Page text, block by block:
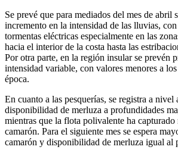
Se prevé que para mediados del mes de abril
incremento en la intensidad de las lluvias,
tormentas eléctricas especialmente en las
hacia el interior de la costa hasta las
Por otra parte, en la región insular se prevén
intensidad variable, con valores menores a los
época.
En cuanto a las pesquerías, se registra a nivel
disponibilidad de merluza a profundidades
mientras que la flota polivalente ha
camarón. Para el siguiente mes se espera
camarón y disponibilidad de merluza igual al